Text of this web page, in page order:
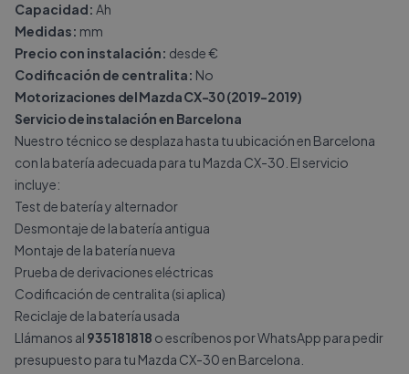
Capacidad: Ah
Medidas: mm
Precio con instalación: desde €
Codificación de centralita: No
Motorizaciones del Mazda CX-30 (2019-2019)
Servicio de instalación en Barcelona
Nuestro técnico se desplaza hasta tu ubicación en Barcelona
con la batería adecuada para tu Mazda CX-30. El servicio
incluye:
Test de batería y alternador
Desmontaje de la batería antigua
Montaje de la batería nueva
Prueba de derivaciones eléctricas
Codificación de centralita (si aplica)
Reciclaje de la batería usada
Llámanos al 935181818 o escríbenos porWhatsApp para pedir
presupuesto para tu Mazda CX-30 en Barcelona.